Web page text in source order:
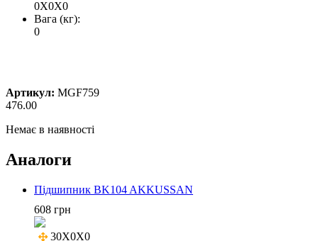
0X0X0
Вага (кг):
0
Артикул: MGF759
476.00
Немає в наявності
Аналоги
Підшипник BK104 AKKUSSAN
608 грн
30X0X0